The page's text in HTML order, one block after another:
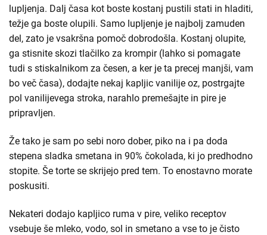
lupljenja. Dalj časa kot boste kostanj pustili stati in hladiti,
težje ga boste olupili. Samo lupljenje je najbolj zamuden
del, zato je vsakršna pomoč dobrodošla. Kostanj olupite,
ga stisnite skozi tlačilko za krompir (lahko si pomagate
tudi s stiskalnikom za česen, a ker je ta precej manjši, vam
bo več časa), dodajte nekaj kapljic vanilije oz, postrgajte
pol vanilijevega stroka, narahlo premešajte in pire je
pripravljen.
Že tako je sam po sebi noro dober, piko na i pa doda
stepena sladka smetana in 90% čokolada, ki jo predhodno
stopite. Še torte se skrijejo pred tem. To enostavno morate
poskusiti.
Nekateri dodajo kapljico ruma v pire, veliko receptov
vsebuje še mleko, vodo, sol in smetano a vse to je čisto